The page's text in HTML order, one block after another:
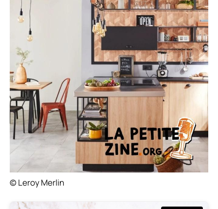
© Leroy Merlin